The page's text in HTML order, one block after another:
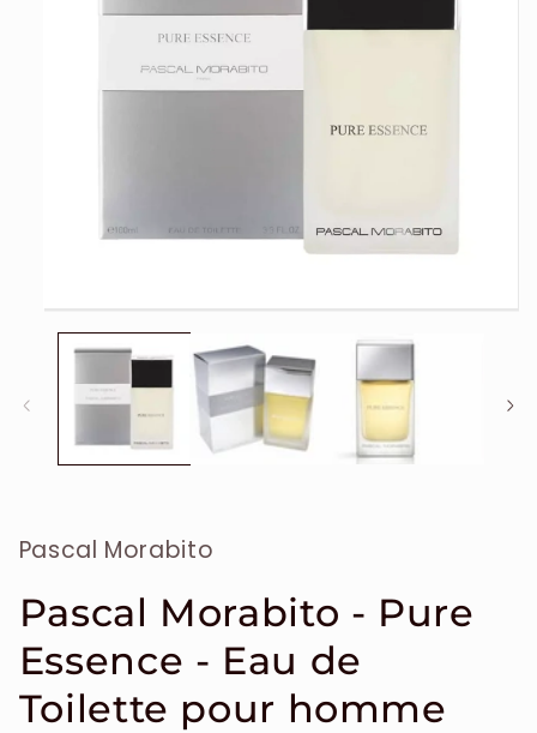
média
modale
Pascal Morabito
Pascal Morabito - Pure
Essence - Eau de
Toilette pour homme